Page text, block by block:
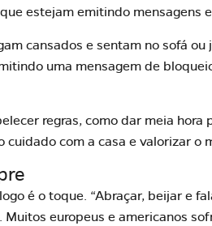
estejam emitindo mensagens
cansados e sentam no sofá
uma mensagem de
regras, como dar meia hora
com a casa e valorizar o
é o toque. “Abraçar, beijar e
europeus e americanos